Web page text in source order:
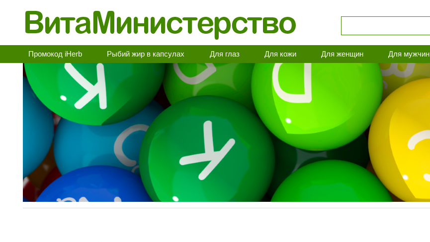
Промокод iHerb Рыбий жир в капсулах Для глаз Для кожи Для женщин Для мужчин